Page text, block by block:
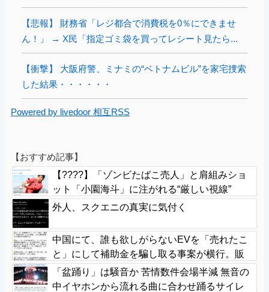
【悲報】 財務省「レジ都合で消費税を0％にできませ
ん！」 → X民「指定ゴミ袋を買ってレシート見たら...
【衝撃】 大阪府警、ミナミの“ベトナムビル”を家宅捜索
した結果・・・・・・
Powered by livedoor 相互RSS
【おすすめ記事】
【????】「ゾンビたばこ売人」と肩組みショ
ット「小園海斗」に注がれる“厳しい視線”
「レギュラー剥奪も選択肢のひとつに」
外人、スクエニの真実に気付く
中国にて、誰も欲しがらないEVを「売れたこ
と」にして補助金を騙し取る事案が横行。販
売実績水増し
「盆踊り」は騒音か 苦情数件会場半減 無音の
中イヤホンから流れる曲に合わせ踊るサイレ